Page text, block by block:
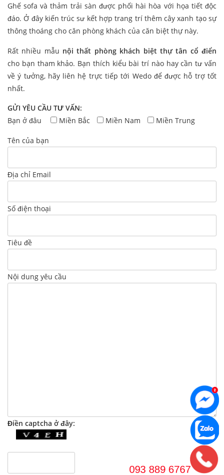
Ghế sofa và thảm trải sàn được phối hài hòa với họa tiết độc
đáo. Ở đây kiến trúc sư kết hợp trang trí thêm cây xanh tạo sự
thông thoáng cho căn phòng khách của căn biệt thự này.
Rất nhiều mẫu nội thất phòng khách biệt thự tân cổ điển
cho bạn tham khảo. Bạn thích kiểu bài trí nào hay cần tư vấn
về ý tưởng, hãy liên hệ trực tiếp tới Wedo để được hỗ trợ tốt
nhất.
GỬI YÊU CẦU TƯ VẤN:
Bạn ở đâu
Miền Bắc Miền Nam Miền Trung
Tên của bạn
Địa chỉ Email
Số điện thoại
Tiêu đề
Nội dung yêu cầu
Điền captcha ở đây: